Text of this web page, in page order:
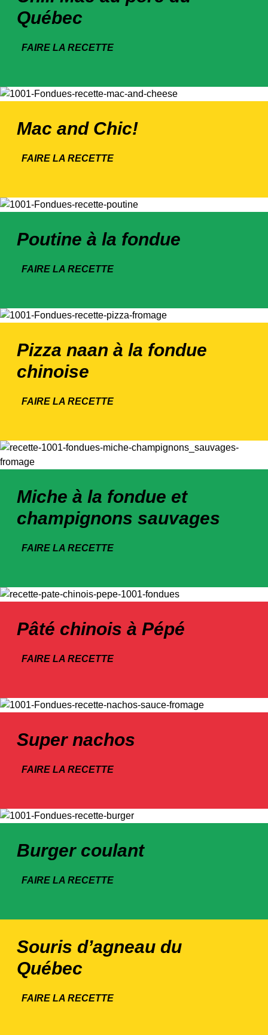
Québec
FAIRE LA RECETTE
Mac and Chic!
FAIRE LA RECETTE
Poutine à la fondue
FAIRE LA RECETTE
Pizza naan à la fondue
chinoise
FAIRE LA RECETTE
Miche à la fondue et
champignons sauvages
FAIRE LA RECETTE
Pâté chinois à Pépé
FAIRE LA RECETTE
Super nachos
FAIRE LA RECETTE
Burger coulant
FAIRE LA RECETTE
Souris d’agneau du
Québec
FAIRE LA RECETTE